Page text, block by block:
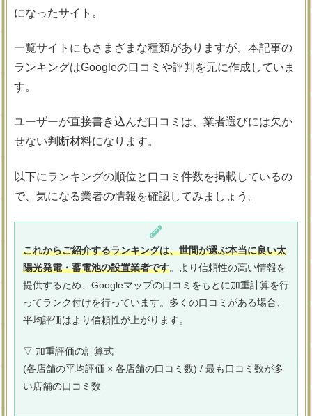
になったサイト。
一覧サイトにもさまざまな種類がありますが、本記事の
ランキングはGoogleの口コミや評判を元に作成していま
す。
ユーザーが直接書き込んだ口コミは、業者選びには欠か
せない判断材料になります。
以下にランキングの順位と口コミ件数を掲載しているの
で、気になる業者の情報を確認してみましょう。
これからご紹介するランキングは、世間が選ぶ本当に良い太
陽光発電・蓄電池の設置業者です。より信頼性の高い情報を
提供するため、Googleマップの口コミをもとに加重計算を行
ってランク付けを行っています。多くの口コミがある場合、
平均評価はより信頼性が上がります。
▽ 加重評価の計算式
(各店舗の平均評価 × 各店舗の口コミ数) / 最も口コミ数が多
い店舗の口コミ数